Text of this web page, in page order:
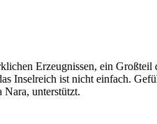
Erzeugnissen, ein
Inselreich ist nicht einfach.
unterstützt.